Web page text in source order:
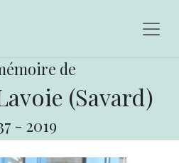
de
(Savard)
- 2019